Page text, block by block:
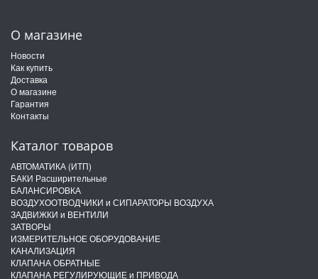
О магазине
Новости
Как купить
Доставка
О магазине
Гарантия
Контакты
Каталог товаров
АВТОМАТИКА (ИТП)
БАКИ Расширительные
БАЛАНСИРОВКА
ВОЗДУХООТВОДЧИКИ и СИПАРАТОРЫ ВОЗДУХА
ЗАДВИЖКИ и ВЕНТИЛИ
ЗАТВОРЫ
ИЗМЕРИТЕЛЬНОЕ ОБОРУДОВАНИЕ
КАНАЛИЗАЦИЯ
КЛАПАНА ОБРАТНЫЕ
КЛАПАНА РЕГУЛИРУЮЩИЕ и ПРИВОДА